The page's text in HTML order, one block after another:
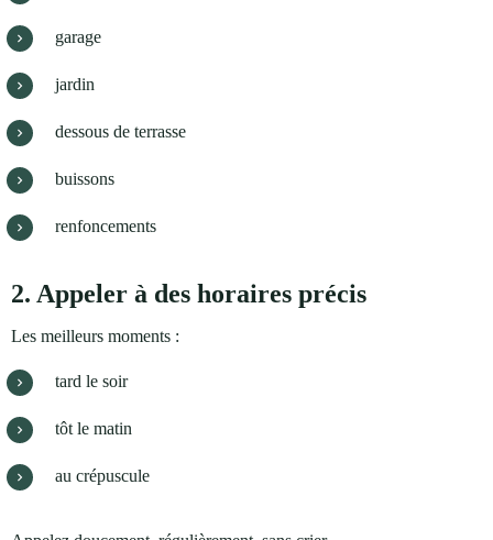
garage
jardin
dessous de terrasse
buissons
renfoncements
2. Appeler à des horaires précis
Les meilleurs moments :
tard le soir
tôt le matin
au crépuscule